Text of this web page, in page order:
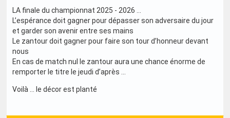
LA finale du championnat 2025 - 2026 …
L’espérance doit gagner pour dépasser son adversaire du jour
et garder son avenir entre ses mains
Le zantour doit gagner pour faire son tour d’honneur devant
nous
En cas de match nul le zantour aura une chance énorme de
remporter le titre le jeudi d’après …
Voilà … le décor est planté